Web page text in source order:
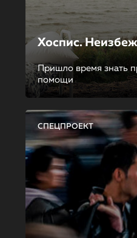
Хоспис.
Пришло время знать
помощи
СПЕЦПРОЕКТ